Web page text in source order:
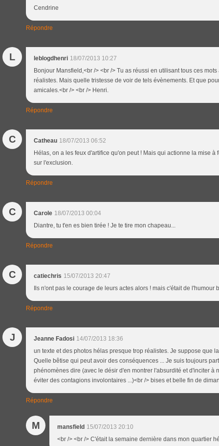
Cendrine
Répondre
L leblogdhenri 18/07/2013 10:27
Bonjour Mansfield,<br /> <br /> Tu as réussi en utilisant tous ces
réalistes. Mais quelle tristesse de voir de tels évènements. Et que
amicales.<br /> <br /> Henri.
Répondre
C Catheau 18/07/2013 06:52
Hélas, on a les feux d'artifice qu'on peut ! Mais qui actionne la mise à
sur l'exclusion.
Répondre
C Carole 18/07/2013 00:04
Diantre, tu t'en es bien tirée ! Je te tire mon chapeau...
Répondre
C catiechris 15/07/2013 20:47
Ils n'ont pas le courage de leurs actes alors ! mais c'était de l'humour
Répondre
J Jeanne Fadosi 14/07/2013 18:36
un texte et des photos hélas presque trop réalistes. Je suppose que
Quelle bêtise qui peut avoir des conséquences ... Je suis toujours
phénomènes dire (avec le désir d'en montrer l'absurdité et d'inciter à
éviter des contagions involontaires ...)<br /> bises et belle fin de
Répondre
M mansfield 15/07/2013 20:10
<br /> <br /> C'était la semaine dernière dans mon quartier